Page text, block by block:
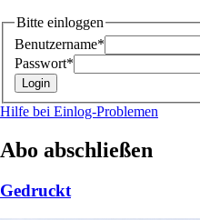
Bitte einloggen
Benutzername*
Passwort*
Hilfe bei Einlog-Problemen
Abo abschließen
Gedruckt